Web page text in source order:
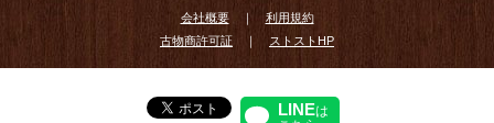
会社概要｜ 利用規約
古物商許可証 ｜ ストストHP
LINEは